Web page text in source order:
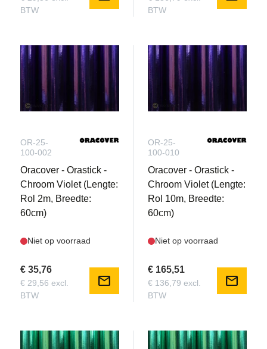
BTW
BTW
OR-25-
100-002
Oracover - Orastick -
Chroom Violet (Lengte:
Rol 2m, Breedte:
60cm)
Niet op voorraad
€ 35,76
€ 29,56 excl.
BTW
mail
OR-25-
100-010
Oracover - Orastick -
Chroom Violet (Lengte:
Rol 10m, Breedte:
60cm)
Niet op voorraad
€ 165,51
€ 136,79 excl.
BTW
mail